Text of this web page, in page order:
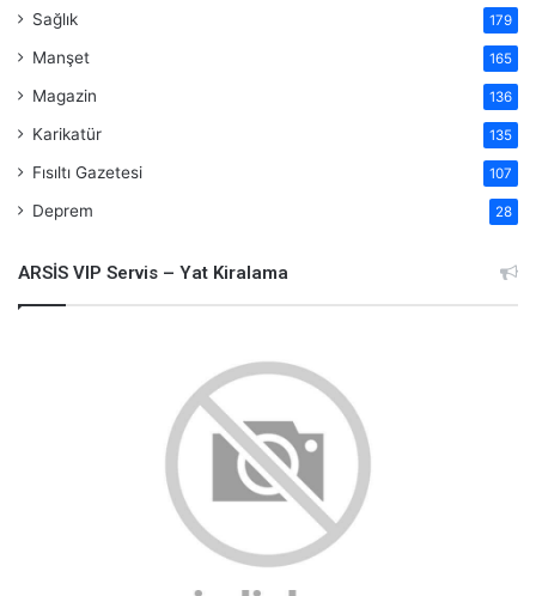
Sağlık 179
Manşet 165
Magazin 136
Karikatür 135
Fısıltı Gazetesi 107
Deprem 28
ARSİS VIP Servis – Yat Kiralama